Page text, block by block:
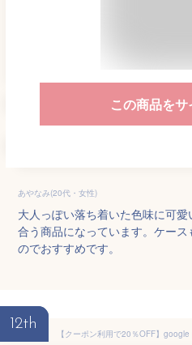
この商品を
あやなみ(20代・女性)
大人っぽい落ち着いた色味に可
合う商品になっています。ケー
のでおすすめです。
12th